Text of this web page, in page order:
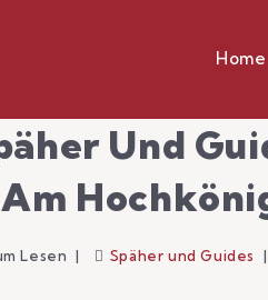
Home
Und
Am
Lesen Späher und Guides